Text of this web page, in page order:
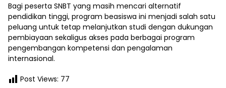
Bagi peserta SNBT yang masih mencari alternatif
pendidikan tinggi, program beasiswa ini menjadi salah satu
peluang untuk tetap melanjutkan studi dengan dukungan
pembiayaan sekaligus akses pada berbagai program
pengembangan kompetensi dan pengalaman
internasional.
Post Views: 77